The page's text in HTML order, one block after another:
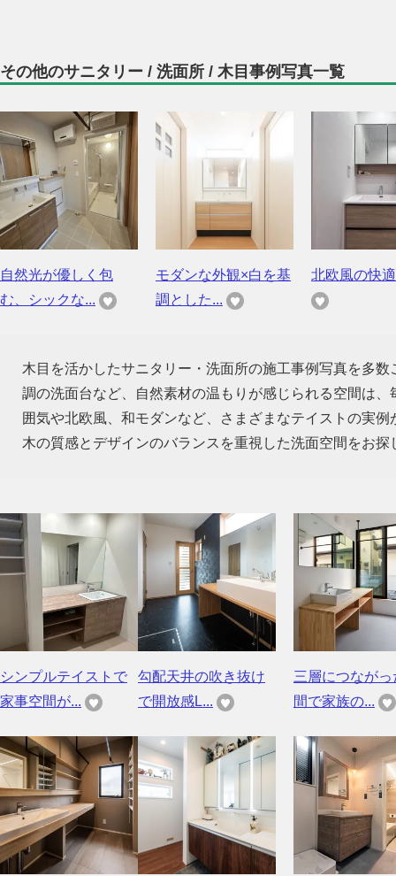
その他のサニタリー / 洗面所 / 木目事例写真一覧
自然光が優しく包
む、シックな...
モダンな外観×白を基
調とした...
北欧風の快
木目を活かしたサニタリー・洗面所の施工事例写真を多
調の洗面台など、自然素材の温もりが感じられる空間は
囲気や北欧風、和モダンなど、さまざまなテイストの実
木の質感とデザインのバランスを重視した洗面空間をお
シンプルテイストで
家事空間が...
勾配天井の吹き抜け
で開放感L...
三層につながっ
間で家族の...